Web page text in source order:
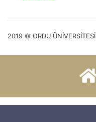
2019 © ORDU ÜNİVERSİTESİ